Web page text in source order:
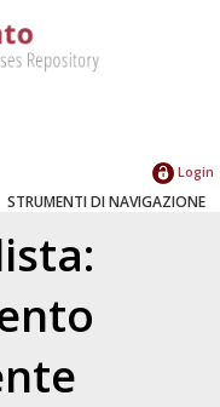
Login
STRUMENTI DI NAVIGAZIONE